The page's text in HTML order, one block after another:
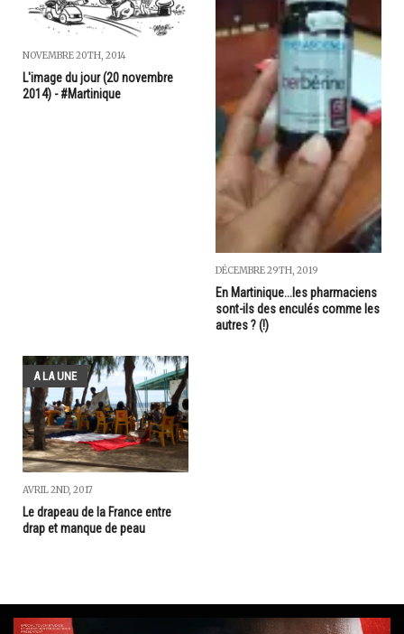
NOVEMBRE 20TH, 2014
L'image du jour (20 novembre
2014) - #Martinique
DÉCEMBRE 29TH, 2019
En Martinique...les pharmaciens
sont-ils des enculés comme les
autres ? (!)
A LA UNE
AVRIL 2ND, 2017
Le drapeau de la France entre
drap et manque de peau